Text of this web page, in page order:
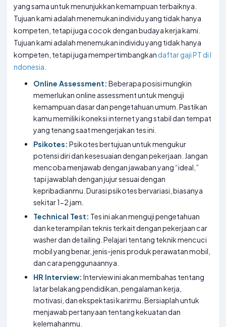
yang sama untuk menunjukkan kemampuan terbaiknya.
Tujuan kami adalah menemukan individu yang tidak hanya
kompeten, tetapi juga cocok dengan budaya kerja kami.
Tujuan kami adalah menemukan individu yang tidak hanya
kompeten, tetapi juga mempertimbangkan daftar gaji PT di I
ndonesia
Online Assessment: Beberapa posisi mungkin
memerlukan online assessment untuk menguji
kemampuan dasar dan pengetahuan umum. Pastikan
kamu memiliki koneksi internet yang stabil dan tempat
yang tenang saat mengerjakan tes ini.
Psikotes: Psikotes bertujuan untuk mengukur
potensi diri dan kesesuaian dengan pekerjaan. Jangan
mencoba menjawab dengan jawaban yang “ideal,”
tapi jawablah dengan jujur sesuai dengan
kepribadianmu. Durasi psikotes bervariasi, biasanya
sekitar 1-2 jam.
Technical Test: Tes ini akan menguji pengetahuan
dan keterampilan teknis terkait dengan pekerjaan car
washer dan detailing. Pelajari tentang teknik mencuci
mobil yang benar, jenis-jenis produk perawatan mobil,
dan cara penggunaannya.
HR Interview: Interview ini akan membahas tentang
latar belakang pendidikan, pengalaman kerja,
motivasi, dan ekspektasi karirmu. Bersiaplah untuk
menjawab pertanyaan tentang kekuatan dan
kelemahanmu.